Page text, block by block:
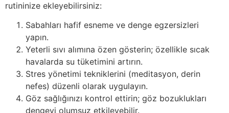
rutininize ekleyebilirsiniz:
Sabahları hafif esneme ve denge egzersizleri
yapın.
Yeterli sıvı alımına özen gösterin; özellikle sıcak
havalarda su tüketimini artırın.
Stres yönetimi tekniklerini (meditasyon, derin
nefes) düzenli olarak uygulayın.
Göz sağlığınızı kontrol ettirin; göz bozuklukları
dengeyi olumsuz etkileyebilir.